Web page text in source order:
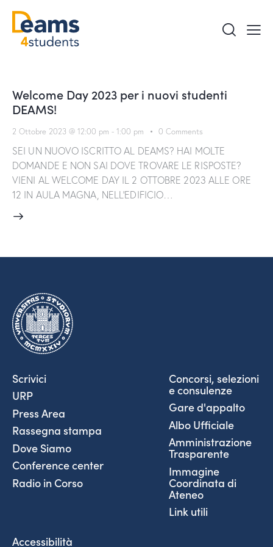
Welcome Day 2023 per i nuovi studenti
DEAMS!
2 Ottobre 2023 @ 12:00 pm - 1:00 pm 0 Comments
SEI UN NUOVO ISCRITTO AL DEAMS? HAI MOLTE
DOMANDE E NON SAI DOVE TROVARE LE RISPOSTE?
VIENI AL WELCOME DAY IL 2 OTTOBRE 2023 ALLE ORE
12 IN AULA MAGNA, NELL'EDIFICIO…
Scrivici
URP
Press Area
Rassegna stampa
Dove Siamo
Conference center
Radio in Corso
Concorsi, selezioni
e consulenze
Gare d'appalto
Albo Ufficiale
Amministrazione
Trasparente
Immagine
Coordinata di
Ateneo
Link utili
Accessibilità